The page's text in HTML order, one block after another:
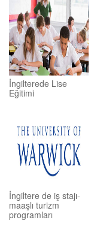
İngilterede Lise
Eğitimi
İngiltere de iş stajı-
maaşlı turizm
programları